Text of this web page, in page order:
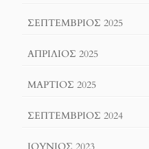
ΣΕΠΤΈΜΒΡΙΟΣ 2025
ΑΠΡΊΛΙΟΣ 2025
ΜΆΡΤΙΟΣ 2025
ΣΕΠΤΈΜΒΡΙΟΣ 2024